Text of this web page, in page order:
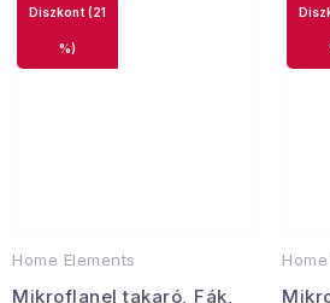
Home Elements
Mikroflanel takaró, Fák,
(21
%)